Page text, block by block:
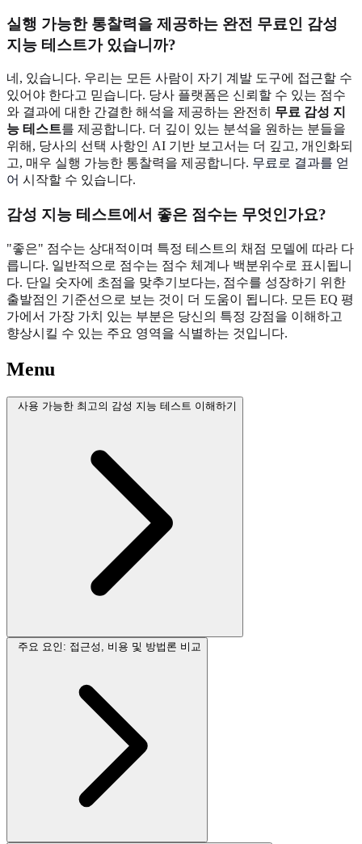
실행 가능한 통찰력을 제공하는 완전 무료인 감성
지능 테스트가 있습니까?
네, 있습니다. 우리는 모든 사람이 자기 계발 도구에 접근할 수
있어야 한다고 믿습니다. 당사 플랫폼은 신뢰할 수 있는 점수
와 결과에 대한 간결한 해석을 제공하는 완전히 무료 감성 지
능 테스트를 제공합니다. 더 깊이 있는 분석을 원하는 분들을
위해, 당사의 선택 사항인 AI 기반 보고서는 더 깊고, 개인화되
고, 매우 실행 가능한 통찰력을 제공합니다. 무료로 결과를 얻
어 시작할 수 있습니다.
감성 지능 테스트에서 좋은 점수는 무엇인가요?
"좋은" 점수는 상대적이며 특정 테스트의 채점 모델에 따라 다
릅니다. 일반적으로 점수는 점수 체계나 백분위수로 표시됩니
다. 단일 숫자에 초점을 맞추기보다는, 점수를 성장하기 위한
출발점인 기준선으로 보는 것이 더 도움이 됩니다. 모든 EQ 평
가에서 가장 가치 있는 부분은 당신의 특정 강점을 이해하고
향상시킬 수 있는 주요 영역을 식별하는 것입니다.
Menu
사용 가능한 최고의 감성 지능 테스트 이해하기
주요 요인: 접근성, 비용 및 방법론 비교